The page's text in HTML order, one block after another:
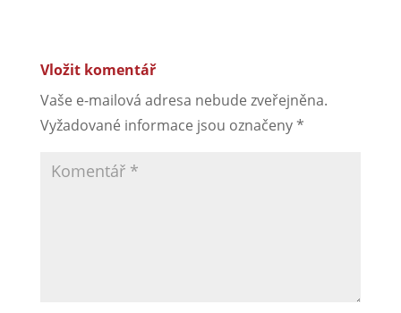
Vložit komentář
Vaše e-mailová adresa nebude zveřejněna.
Vyžadované informace jsou označeny*